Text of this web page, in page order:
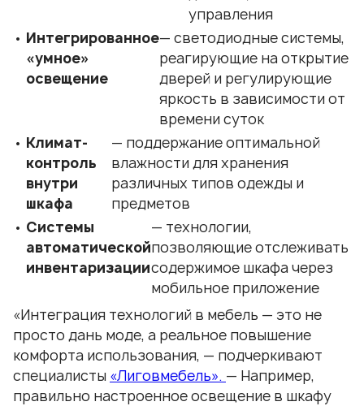
управления
Интегрированное
«умное»
освещение
— светодиодные системы,
реагирующие на открытие
дверей и регулирующие
яркость в зависимости от
времени суток
Климат-
контроль
внутри
шкафа
— поддержание оптимальной
влажности для хранения
различных типов одежды и
предметов
Системы
автоматической
инвентаризации
— технологии,
позволяющие отслеживать
содержимое шкафа через
мобильное приложение
«Интеграция технологий в мебель — это не
просто дань моде, а реальное повышение
комфорта использования, — подчеркивают
специалисты «Лиговмебель». — Например,
правильно настроенное освещение в шкафу